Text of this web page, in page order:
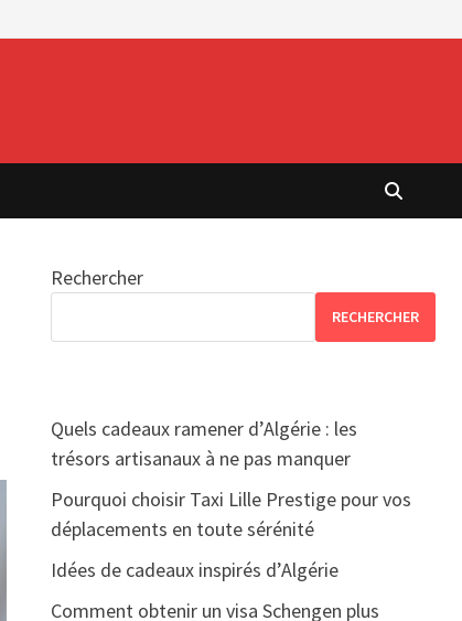
Rechercher
RECHERCHER
Quels cadeaux ramener d’Algérie : les
trésors artisanaux à ne pas manquer
Pourquoi choisir Taxi Lille Prestige pour vos
déplacements en toute sérénité
Idées de cadeaux inspirés d’Algérie
Comment obtenir un visa Schengen plus